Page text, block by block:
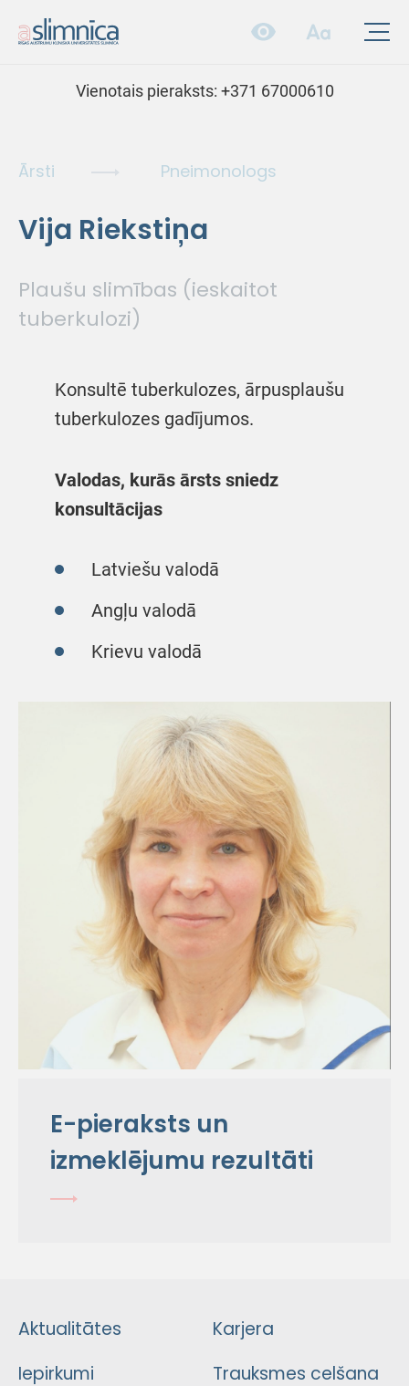
Vienotais pieraksts: +371 67000610
Ārsti Pneimonologs
Vija Riekstiņa
Plaušu slimības (ieskaitot
tuberkulozi)
Konsultē tuberkulozes, ārpusplaušu
tuberkulozes gadījumos.
Valodas, kurās ārsts sniedz
konsultācijas
Latviešu valodā
Angļu valodā
Krievu valodā
E-pieraksts un
izmeklējumu rezultāti
Aktualitātes
Iepirkumi
Karjera
Trauksmes celšana